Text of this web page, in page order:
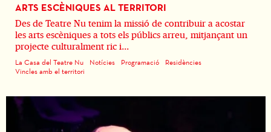
ARTS ESCÈNIQUES AL TERRITORI
Des de Teatre Nu tenim la missió de contribuir a acostar
les arts escèniques a tots els públics arreu, mitjançant un
projecte culturalment ric i...
La Casa del Teatre Nu Notícies Programació
Residències
Vincles amb el territori